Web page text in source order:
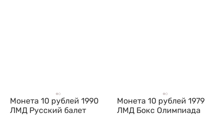
Монета 10 рублей 1990
ЛМД Русский балет
Монета 10 рублей 1979
ЛМД Бокс Олимпиада